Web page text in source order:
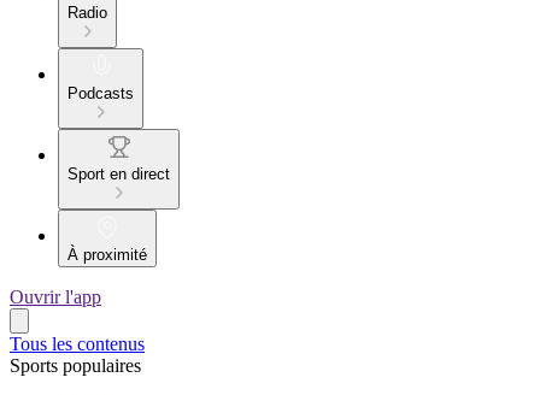
Radio
Podcasts
Sport en direct
À proximité
Ouvrir l'app
Tous les contenus
Sports populaires